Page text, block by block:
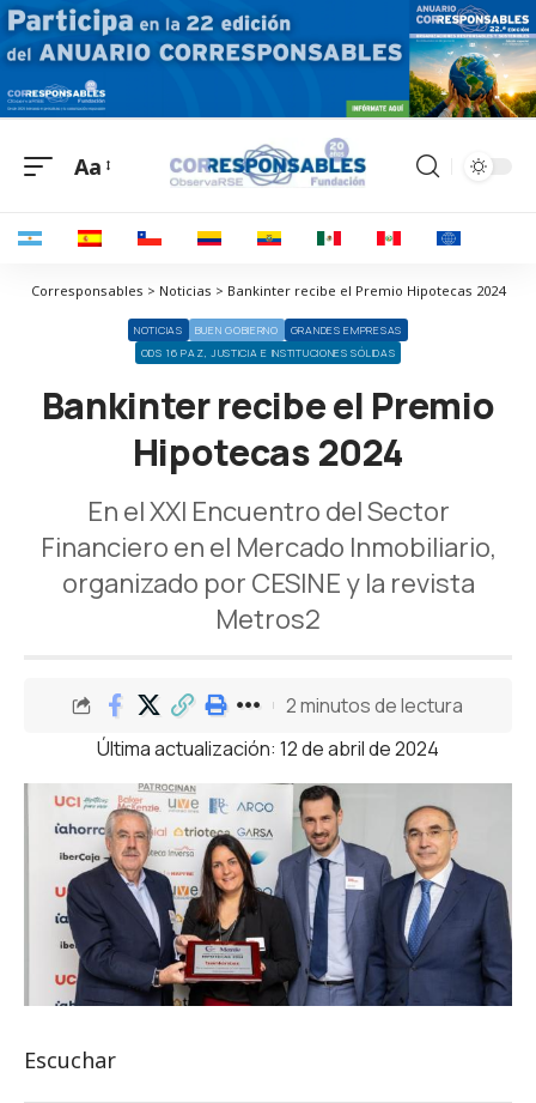
Aa
Corresponsables > Noticias > Bankinter recibe el Premio Hipotecas 2024
NOTICIAS BUEN GOBIERNO
GRANDES EMPRESAS
ODS 16 PAZ, JUSTICIA E INSTITUCIONES SÓLIDAS
Bankinter recibe el Premio
Hipotecas 2024
En el XXI Encuentro del Sector
Financiero en el Mercado Inmobiliario,
organizado por CESINE y la revista
Metros2
Última actualización: 12 de abril de 2024
2 minutos de lectura
Escuchar